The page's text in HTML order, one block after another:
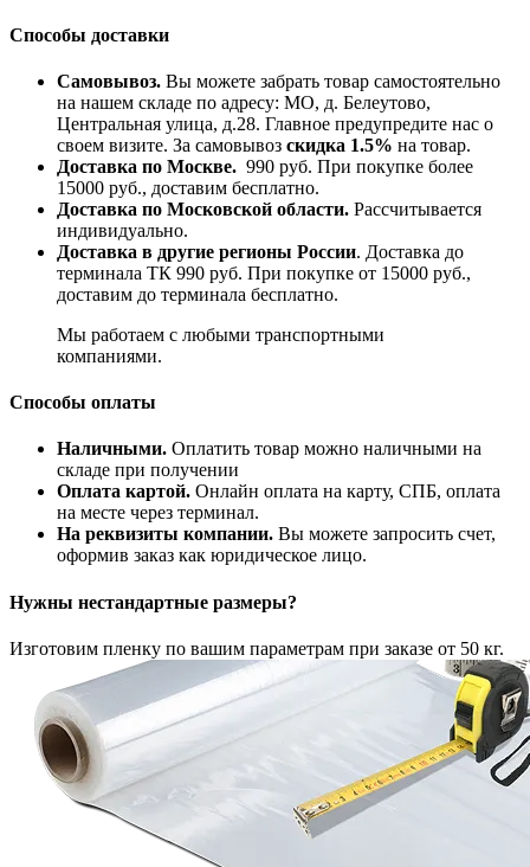
Способы доставки
Самовывоз. Вы можете забрать товар самостоятельно
на нашем складе по адресу: МО, д. Белеутово,
Центральная улица, д.28. Главное предупредите нас о
своем визите. За самовывоз скидка 1.5% на товар.
Доставка по Москве. 990 руб. При покупке более
15000 руб., доставим бесплатно.
Доставка по Московской области. Рассчитывается
индивидуально.
Доставка в другие регионы России. Доставка до
терминала ТК 990 руб. При покупке от 15000 руб.,
доставим до терминала бесплатно.
Мы работаем с любыми транспортными
компаниями.
Способы оплаты
Наличными. Оплатить товар можно наличными на
складе при получении
Оплата картой. Онлайн оплата на карту, СПБ, оплата
на месте через терминал.
На реквизиты компании. Вы можете запросить счет,
оформив заказ как юридическое лицо.
Нужны нестандартные размеры?
Изготовим пленку по вашим параметрам при заказе от 50 кг.